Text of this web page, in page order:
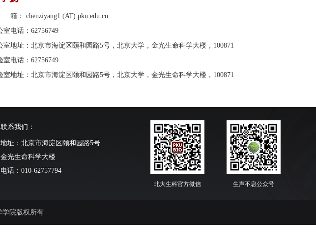
： chenziyang1 (AT) pku.edu.cn
室电话：62756749
室地址：北京市海淀区颐和园路5号，北京大学，金光生命科学大楼，100871
室电话：62756749
室地址：北京市海淀区颐和园路5号，北京大学，金光生命科学大楼，100871
联系我们：
地址：北京市海淀区颐和园路5号
金光生命科学大楼
电话：010-62757794
北大生科官方微信 生声不息公众号
学院版权所有